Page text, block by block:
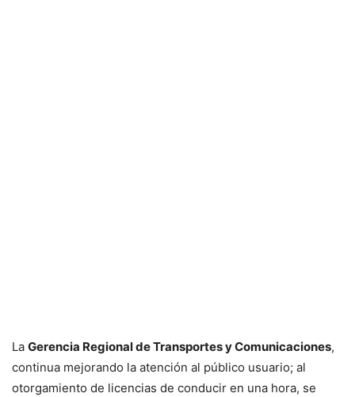
La Gerencia Regional de Transportes y Comunicaciones,
continua mejorando la atención al público usuario; al
otorgamiento de licencias de conducir en una hora, se